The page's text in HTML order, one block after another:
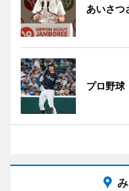
あいさつ
プロ野球